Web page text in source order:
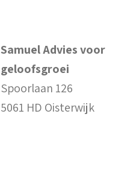
Samuel Advies voor
geloofsgroei
Spoorlaan 126
5061 HD Oisterwijk